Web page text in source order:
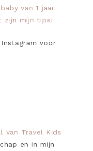
van 1 jaar
zijn mijn tips!
voor
van Travel Kids
en in mijn